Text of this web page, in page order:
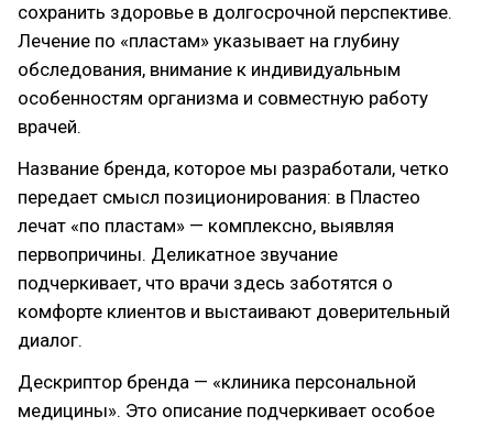
сохранить здоровье в долгосрочной перспективе.
Лечение по «пластам» указывает на глубину
обследования, внимание к индивидуальным
особенностям организма и совместную работу
врачей.
Название бренда, которое мы разработали, четко
передает смысл позиционирования: в Пластео
лечат «по пластам» — комплексно, выявляя
первопричины. Деликатное звучание
подчеркивает, что врачи здесь заботятся о
комфорте клиентов и выстаивают доверительный
диалог.
Дескриптор бренда — «клиника персональной
медицины». Это описание подчеркивает особое